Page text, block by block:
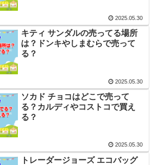
2025.05.30
キティ サンダルの売ってる場所
は？ドンキやしまむらで売って
る？
2025.05.30
ソカド チョコはどこで売って
る？カルディやコストコで買え
る？
2025.05.30
トレーダージョーズ エコバッグ